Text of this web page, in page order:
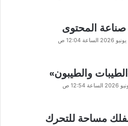
المحتوى
والطيبون»
مساحة للتحرك